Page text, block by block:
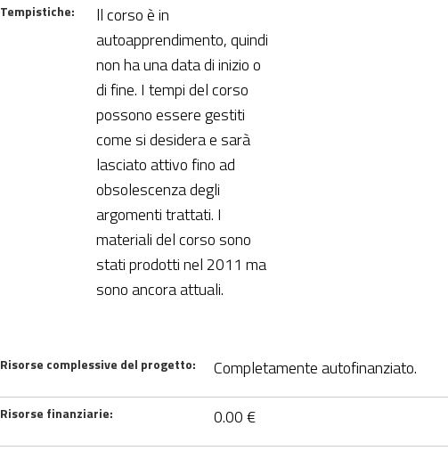
Tempistiche:
ll corso è in
autoapprendimento, quindi
non ha una data di inizio o
di fine. I tempi del corso
possono essere gestiti
come si desidera e sarà
lasciato attivo fino ad
obsolescenza degli
argomenti trattati. I
materiali del corso sono
stati prodotti nel 2011 ma
sono ancora attuali.
Risorse complessive del progetto: Completamente autofinanziato.
Risorse finanziarie: 0.00 €